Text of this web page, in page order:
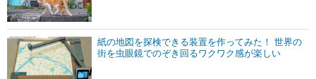
紙の地図を探検できる装置を作ってみた！ 世界の
街を虫眼鏡でのぞき回るワクワク感が楽しい